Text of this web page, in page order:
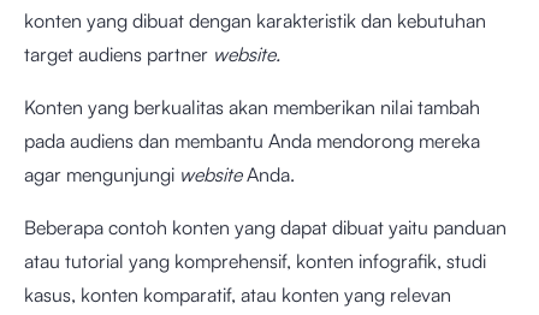
konten yang dibuat dengan karakteristik dan kebutuhan
target audiens partner website.
Konten yang berkualitas akan memberikan nilai tambah
pada audiens dan membantu Anda mendorong mereka
agar mengunjungi websiteAnda.
Beberapa contoh konten yang dapat dibuat yaitu panduan
atau tutorial yang komprehensif, konten infografik, studi
kasus, konten komparatif, atau konten yang relevan